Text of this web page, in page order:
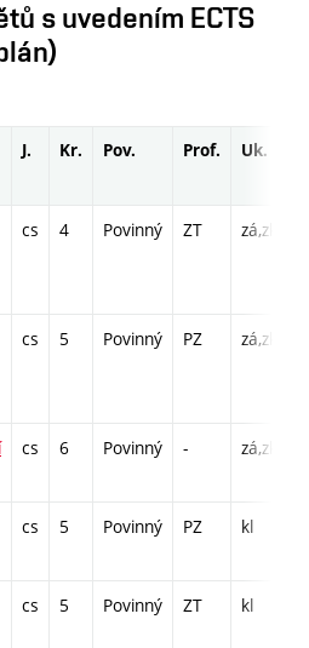
s uvedením ECTS
J. Kr. Pov. Prof. Uk.
cs 4 Povinný ZT zá,zk
cs 5 Povinný PZ zá,zk
cs 6 Povinný - zá,zk
cs 5 Povinný PZ kl
cs 5 Povinný ZT kl